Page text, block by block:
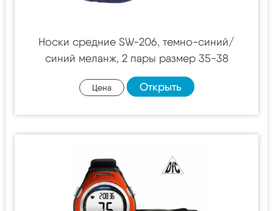
Носки средние SW-206, темно-синий/
синий меланж, 2 пары размер 35-38
Цена Открыть